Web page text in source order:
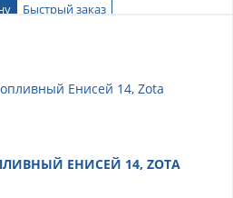
Быстрый заказ
ЕНИСЕЙ 14, ZOTA